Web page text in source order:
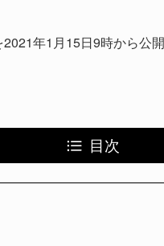
年1月15日9時から公
目次